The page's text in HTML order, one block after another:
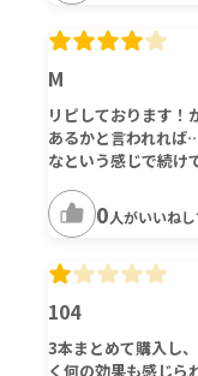
M
リピしております！
あるかと言われれば
なという感じで続け
0人がいいね
104
3本まとめて購入し
く何の効果も感じら